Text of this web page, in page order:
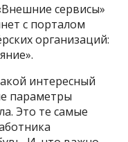
сервисы»
с порталом
организаций:
интересный
параметры
Это те самые